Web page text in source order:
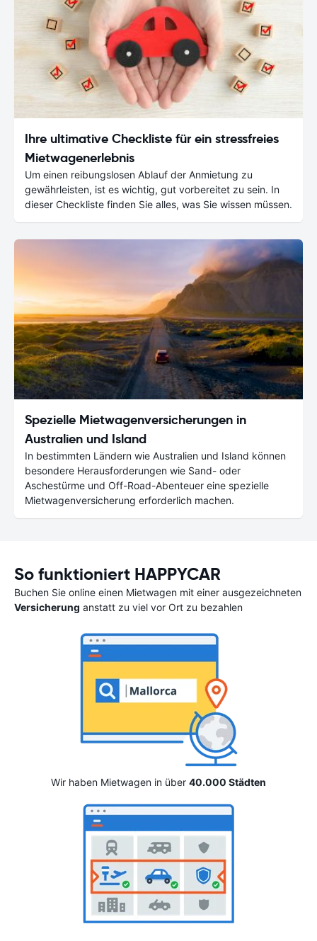
Ihre ultimative Checkliste für ein stressfreies
Mietwagenerlebnis
Um einen reibungslosen Ablauf der Anmietung zu
gewährleisten, ist es wichtig, gut vorbereitet zu sein. In
dieser Checkliste finden Sie alles, was Sie wissen müssen.
Spezielle Mietwagenversicherungen in
Australien und Island
In bestimmten Ländern wie Australien und Island können
besondere Herausforderungen wie Sand- oder
Aschestürme und Off-Road-Abenteuer eine spezielle
Mietwagenversicherung erforderlich machen.
So funktioniert HAPPYCAR
Buchen Sie online einen Mietwagen mit einer ausgezeichneten
Versicherung anstatt zu viel vor Ort zu bezahlen
Wir haben Mietwagen in über 40.000 Städten